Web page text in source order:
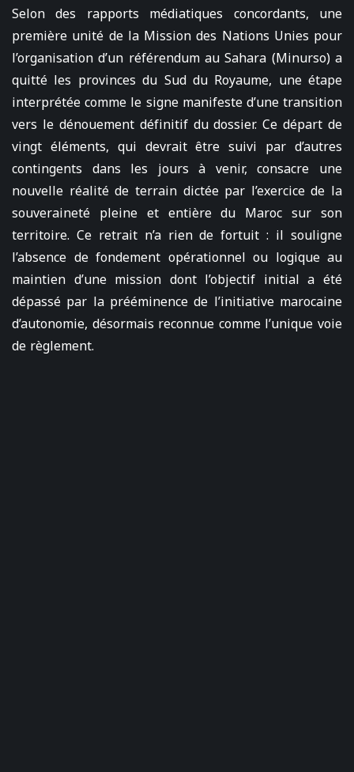
Selon des rapports médiatiques concordants, une
première unité de la Mission des Nations Unies pour
l’organisation d’un référendum au Sahara (Minurso) a
quitté les provinces du Sud du Royaume, une étape
interprétée comme le signe manifeste d’une transition
vers le dénouement définitif du dossier. Ce départ de
vingt éléments, qui devrait être suivi par d’autres
contingents dans les jours à venir, consacre une
nouvelle réalité de terrain dictée par l’exercice de la
souveraineté pleine et entière du Maroc sur son
territoire. Ce retrait n’a rien de fortuit : il souligne
l’absence de fondement opérationnel ou logique au
maintien d’une mission dont l’objectif initial a été
dépassé par la prééminence de l’initiative marocaine
d’autonomie, désormais reconnue comme l’unique voie
de règlement.